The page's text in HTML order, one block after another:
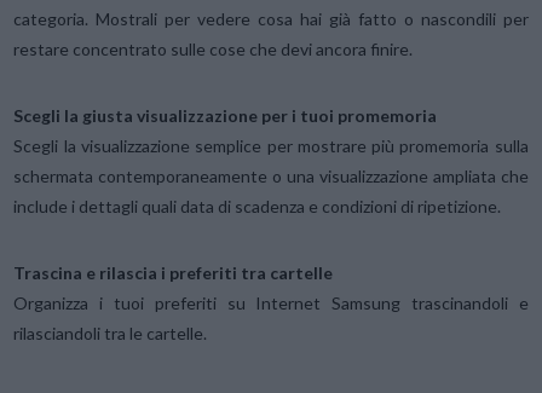
categoria. Mostrali per vedere cosa hai già fatto o nascondili per
restare concentrato sulle cose che devi ancora finire.
Scegli la giusta visualizzazione per i tuoi promemoria
Scegli la visualizzazione semplice per mostrare più promemoria sulla
schermata contemporaneamente o una visualizzazione ampliata che
include i dettagli quali data di scadenza e condizioni di ripetizione.
Trascina e rilascia i preferiti tra cartelle
Organizza i tuoi preferiti su Internet Samsung trascinandoli e
rilasciandoli tra le cartelle.